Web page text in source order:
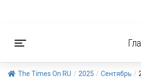
The Times On RU / 2025 / Сентябрь /